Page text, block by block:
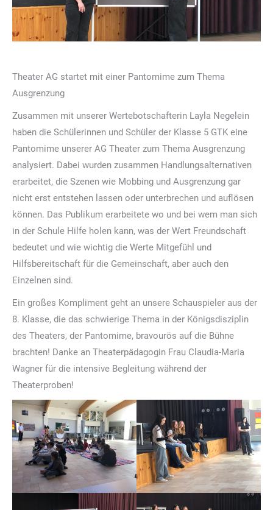
Theater AG startet mit einer Pantomime zum Thema
Ausgrenzung
Zusammen mit unserer Wertebotschafterin Layla Negelein
haben die Schülerinnen und Schüler der Klasse 5 GTK eine
Pantomime unserer AG Theater zum Thema Ausgrenzung
analysiert. Dabei wurden zusammen Handlungsalternativen
erarbeitet, die Szenen wie Mobbing und Ausgrenzung gar
nicht erst entstehen lassen oder unterbrechen und auflösen
können. Das Publikum erarbeitete wo und bei wem man sich
in der Schule Hilfe holen kann, was der Wert Freundschaft
bedeutet und wie wichtig die Werte Mitgefühl und
Hilfsbereitschaft für die Gemeinschaft, aber auch den
Einzelnen sind.
Ein großes Kompliment geht an unsere Schauspieler aus der
8. Klasse, die das schwierige Thema in der Königsdisziplin
des Theaters, der Pantomime, bravourös auf die Bühne
brachten! Danke an Theaterpädagogin Frau Claudia-Maria
Wagner für die intensive Begleitung während der
Theaterproben!